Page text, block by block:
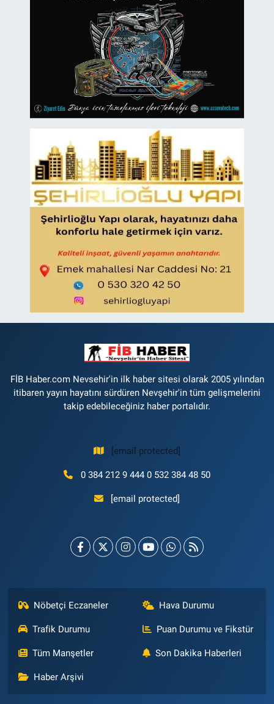
FİB Haber.com Nevsehir'in ilk haber sitesi olarak 2005 yılından
itibaren yayın hayatını sürdüren Nevşehir'in tüm gelişmelerini
takip edebileceğiniz haber portalıdır.
[email protected]
0 384 212 9 444 0 532 384 48 50
[email protected]
Nöbetçi Eczaneler Hava Durumu
Trafik Durumu Puan Durumu ve Fikstür
Tüm Manşetler Son Dakika Haberleri
Haber Arşivi